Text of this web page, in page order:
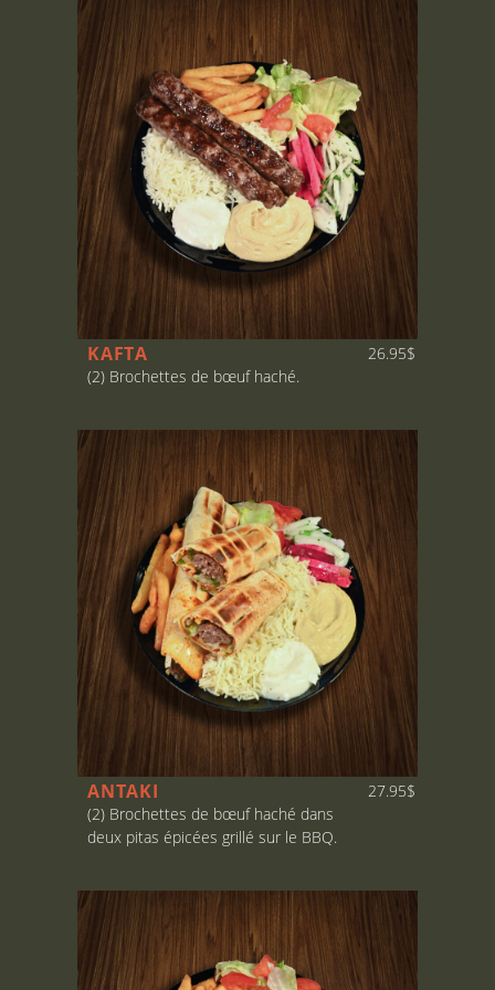
KAFTA
26.95$
(2) Brochettes de bœuf haché.
ANTAKI
27.95$
(2) Brochettes de bœuf haché dans
deux pitas épicées grillé sur le BBQ.